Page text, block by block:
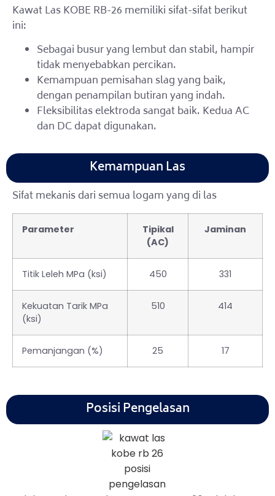
Kawat Las KOBE RB-26 memiliki sifat-sifat berikut
ini:
Sebagai busur yang lembut dan stabil, hampir
tidak menyebabkan percikan.
Kemampuan pemisahan slag yang baik,
dengan penampilan butiran yang indah.
Fleksibilitas elektroda sangat baik. Kedua AC
dan DC dapat digunakan.
Kemampuan Las
Sifat mekanis dari semua logam yang di las
Parameter
Tipikal
(AC)
Jaminan
Titik Leleh MPa (ksi) 450 331
Kekuatan Tarik MPa
(ksi)
510 414
Pemanjangan (%) 25 17
Posisi Pengelasan